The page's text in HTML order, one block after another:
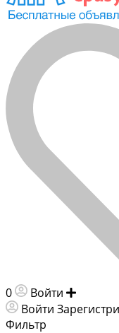
0 Войти
Войти
Фильтр